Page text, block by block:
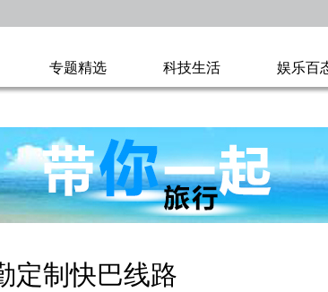
专题精选 科技生活 娱乐百
定制快巴线路